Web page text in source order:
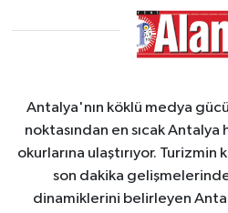
Antalya'nın köklü medya
noktasından en sıcak Antalya
okurlarına ulaştırıyor.
son dakika
dinamiklerini belirleyen